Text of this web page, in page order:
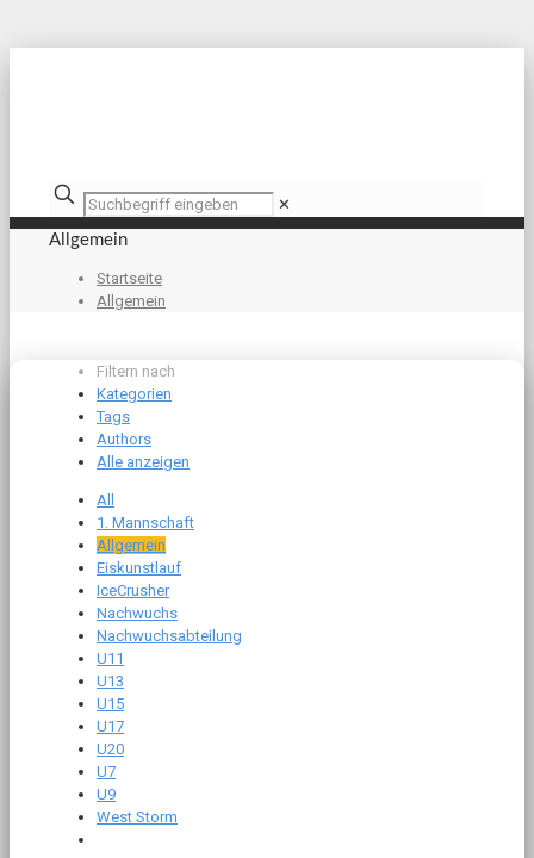
✕
Allgemein
Startseite
Allgemein
Filtern nach
Kategorien
Tags
Authors
Alle anzeigen
All
1. Mannschaft
Allgemein
Eiskunstlauf
IceCrusher
Nachwuchs
Nachwuchsabteilung
U11
U13
U15
U17
U20
U7
U9
West Storm